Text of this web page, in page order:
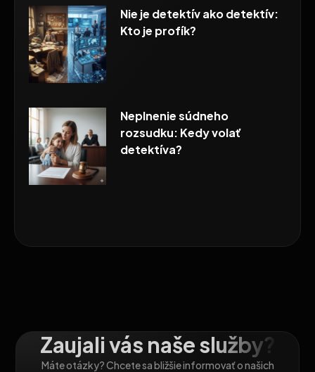
Nie je detektív ako detektív:
Kto je profík?
Neplnenie súdneho
rozsudku: Kedy volať
detektíva?
Zaujali vás naše služby?
Máte otázky? Chcete sa bližšie informovať o našich